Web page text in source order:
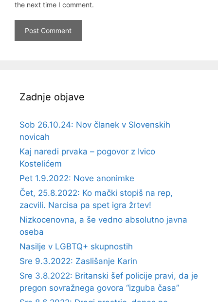
the next time I comment.
Zadnje objave
Sob 26.10.24: Nov članek v Slovenskih
novicah
Kaj naredi prvaka – pogovor z Ivico
Kostelićem
Pet 1.9.2022: Nove anonimke
Čet, 25.8.2022: Ko mački stopiš na rep,
zacvili. Narcisa pa spet igra žrtev!
Nizkocenovna, a še vedno absolutno javna
oseba
Nasilje v LGBTQ+ skupnostih
Sre 9.3.2022: Zaslišanje Karin
Sre 3.8.2022: Britanski šef policije pravi, da je
pregon sovražnega govora “izguba časa”